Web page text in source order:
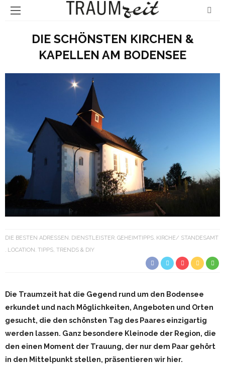
DIE SCHÖNSTEN KIRCHEN &
KAPELLEN AM BODENSEE
DIE BESTEN ADRESSEN DIENSTLEISTER GEHEIMTIPPS KIRCHE/ STANDESAMT
LOCATION TIPPS, TRENDS & DIY
Die Traumzeit hat die Gegend rund um den Bodensee
erkundet und nach Möglichkeiten, Angeboten und Orten
gesucht, die den schönsten Tag des Paares einzigartig
werden lassen. Ganz besondere Kleinode der Region, die
den einen Moment der Trauung, der nur dem Paar gehört
in den Mittelpunkt stellen, präsentieren wir hier.